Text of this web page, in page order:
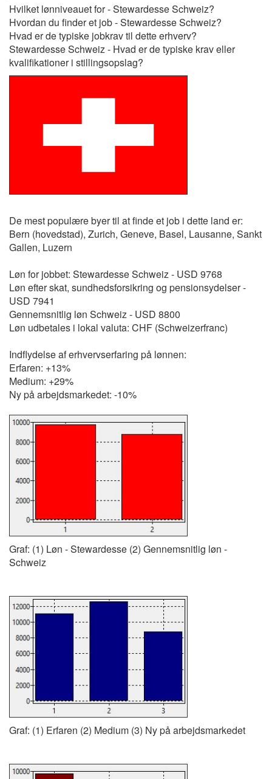
Hvilket lønniveauet for - Stewardesse Schweiz?
Hvordan du finder et job - Stewardesse Schweiz?
Hvad er de typiske jobkrav til dette erhverv?
Stewardesse Schweiz - Hvad er de typiske krav eller
kvalifikationer i stillingsopslag?
De mest populære byer til at finde et job i dette land er:
Bern (hovedstad), Zurich, Geneve, Basel, Lausanne, Sankt
Gallen, Luzern
Løn for jobbet: Stewardesse Schweiz - USD 9768
Løn efter skat, sundhedsforsikring og pensionsydelser -
USD 7941
Gennemsnitlig løn Schweiz - USD 8800
Løn udbetales i lokal valuta: CHF (Schweizerfranc)
Indflydelse af erhvervserfaring på lønnen:
Erfaren: +13%
Medium: +29%
Ny på arbejdsmarkedet: -10%
Graf: (1) Løn - Stewardesse (2) Gennemsnitlig løn -
Schweiz
Graf: (1) Erfaren (2) Medium (3) Ny på arbejdsmarkedet